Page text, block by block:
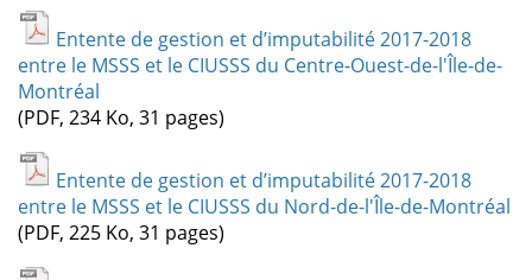
Entente de gestion et d’imputabilité 2017-2018
entre le MSSS et le CIUSSS du Centre-Ouest-de-l'Île-de-
Montréal
(PDF, 234 Ko, 31 pages)
Entente de gestion et d’imputabilité 2017-2018
entre le MSSS et le CIUSSS du Nord-de-l'Île-de-Montréal
(PDF, 225 Ko, 31 pages)